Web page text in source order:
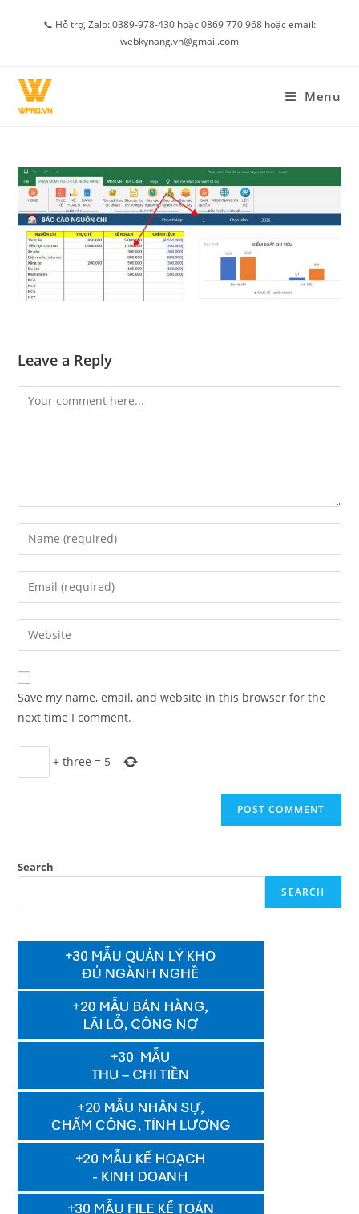
📞 Hỗ trợ, Zalo: 0389-978-430 hoặc 0869 770 968 hoặc email:
webkynang.vn@gmail.com
Menu
Leave a Reply
Comment
Enter
your
name
comment
Enter
your
email
address
comment
Enter
your
website
URL
(optional)
Save my name, email, and website in this browser for the
next time I comment.
+three = 5
Search
SEARCH